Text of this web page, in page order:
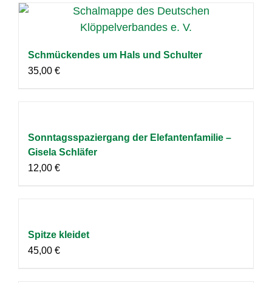
Schmückendes um Hals und Schulter
35,00 €
Sonntagsspaziergang der Elefantenfamilie –
Gisela Schläfer
12,00 €
Spitze kleidet
45,00 €